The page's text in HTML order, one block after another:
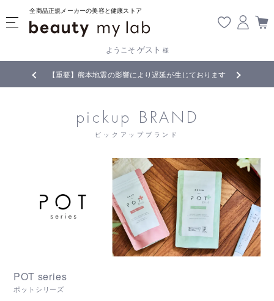
全商品正規メーカーの美容と健康ストア
ようこそ ゲスト 様
【重要】熊本地震の影響により遅延が生じております
pickup BRAND
ピックアップブランド
POT series
ポットシリーズ